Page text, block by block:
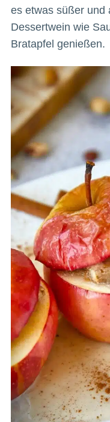
es etwas süßer und
Dessertwein wie
Bratapfel genießen.